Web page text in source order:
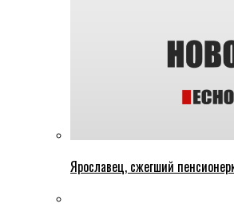
Ярославец, сжегший